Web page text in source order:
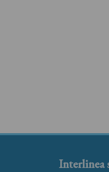
Interlinea